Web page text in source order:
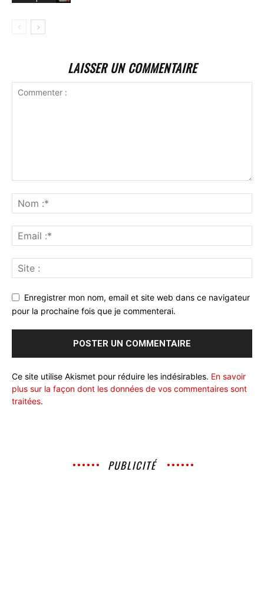
LAISSER UN COMMENTAIRE
Enregistrer mon nom, email et site web dans ce navigateur
pour la prochaine fois que je commenterai.
Ce site utilise Akismet pour réduire les indésirables. En savoir
plus sur la façon dont les données de vos commentaires sont
traitées.
PUBLICITÉ